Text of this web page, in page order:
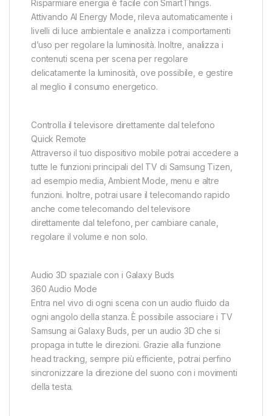
Risparmiare energia è facile con SmartThings.
Attivando AI Energy Mode, rileva automaticamente i
livelli di luce ambientale e analizza i comportamenti
d’uso per regolare la luminosità. Inoltre, analizza i
contenuti scena per scena per regolare
delicatamente la luminosità, ove possibile, e gestire
al meglio il consumo energetico.
Controlla il televisore direttamente dal telefono
Quick Remote
Attraverso il tuo dispositivo mobile potrai accedere a
tutte le funzioni principali del TV di Samsung Tizen,
ad esempio media, Ambient Mode, menu e altre
funzioni. Inoltre, potrai usare il telecomando rapido
anche come telecomando del televisore
direttamente dal telefono, per cambiare canale,
regolare il volume e non solo.
Audio 3D spaziale con i Galaxy Buds
360 Audio Mode
Entra nel vivo di ogni scena con un audio fluido da
ogni angolo della stanza. È possibile associare i TV
Samsung ai Galaxy Buds, per un audio 3D che si
propaga in tutte le direzioni. Grazie alla funzione
head tracking, sempre più efficiente, potrai perfino
sincronizzare la direzione del suono con i movimenti
della testa.